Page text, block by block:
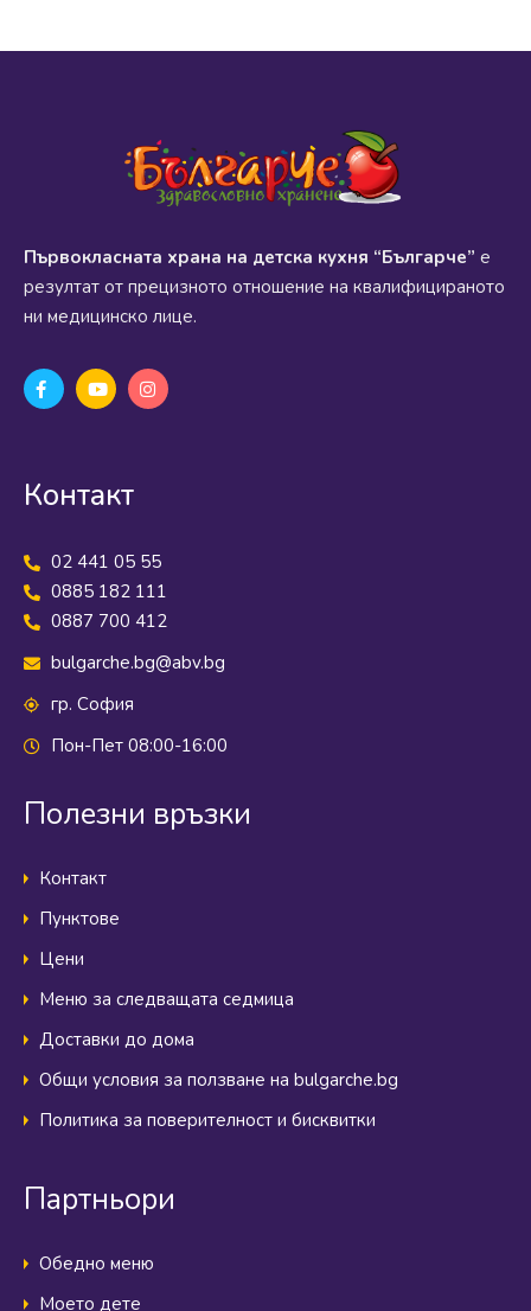
Първокласната храна на детска кухня “Българче” е
резултат от прецизното отношение на квалифицираното
ни медицинско лице.
Контакт
02 441 05 55
0885 182 111
0887 700 412
bulgarche.bg@abv.bg
гр. София
Пон-Пет 08:00-16:00
Полезни връзки
Контакт
Пунктове
Цени
Меню за следващата седмица
Доставки до дома
Общи условия за ползване на bulgarche.bg
Политика за поверителност и бисквитки
Партньори
Обедно меню
Моето дете